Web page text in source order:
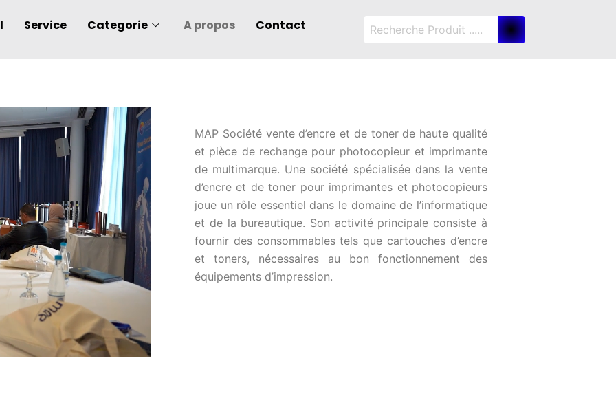
Service Categorie A propos Contact
MAP Société vente d’encre et de toner de haute qualité
et pièce de rechange pour photocopieur et imprimante
de multimarque. Une société spécialisée dans la vente
d’encre et de toner pour imprimantes et photocopieurs
joue un rôle essentiel dans le domaine de l’informatique
et de la bureautique. Son activité principale consiste à
fournir des consommables tels que cartouches d’encre
et toners, nécessaires au bon fonctionnement des
équipements d’impression.